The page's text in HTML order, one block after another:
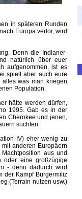
in späteren Runden
Europa verlor, wird
Denn die Indianer-
natürlich über euer
aufgenommen, ist es
spielt aber auch eure
was man kriegen
Population.
hätte werden dürfen,
1995. Gab es in der
Cherokee und jenen,
suchten.
IV) eher wenig zu
anderen Europäern
aus und
oder eine großzügige
- denn dadurch wird
der Kampf Bürgermiliz
(Terrain nutzen usw.)